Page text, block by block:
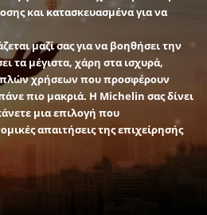
και κατασκευασμένα για να
μαζί σας για να βοηθήσει την
τα μέγιστα, χάρη στα ισχυρά,
χρήσεων που προσφέρουν
πιο μακριά. Η Michelin σας δίνει
μια επιλογή που
απαιτήσεις της επιχείρησής